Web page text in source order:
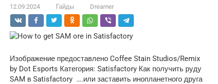
12.09.2024 Гайды Dreamer
Изображение предоставлено Coffee Stain Studios/Remix
by Dot Esports Категория: Satisfactory Как получить руду
SAM в Satisfactory ….или заставить инопланетного друга